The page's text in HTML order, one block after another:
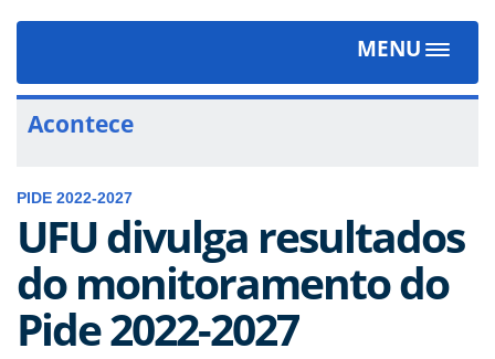
MENU
Toggle
Acontece
PIDE 2022-2027
UFU divulga resultados
do monitoramento do
Pide 2022-2027